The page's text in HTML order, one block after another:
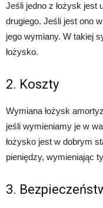
Jeśli jedno z łożysk jest
drugiego. Jeśli jest ono
jego wymiany. W takiej
łożysko.
2. Koszty
Wymiana łożysk
jeśli wymieniamy je w
łożysko jest w dobrym
pieniędzy, wymieniając
3.